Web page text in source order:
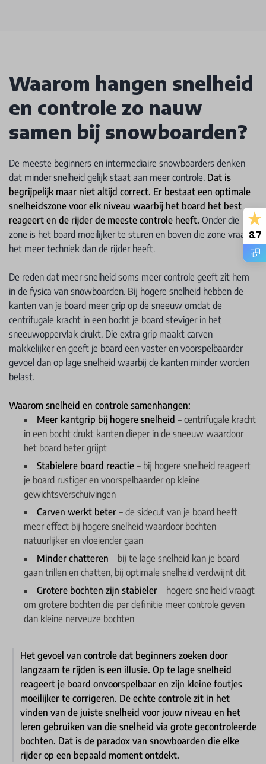
Waarom hangen snelheid
en controle zo nauw
samen bij snowboarden?
De meeste beginners en intermediaire snowboarders denken
dat minder snelheid gelijk staat aan meer controle. Dat is
begrijpelijk maar niet altijd correct. Er bestaat een optimale
snelheidszone voor elk niveau waarbij het board het best
reageert en de rijder de meeste controle heeft. Onder die
zone is het board moeilijker te sturen en boven die zone vraagt
het meer techniek dan de rijder heeft.
De reden dat meer snelheid soms meer controle geeft zit hem
in de fysica van snowboarden. Bij hogere snelheid hebben de
kanten van je board meer grip op de sneeuw omdat de
centrifugale kracht in een bocht je board steviger in het
sneeuwoppervlak drukt. Die extra grip maakt carven
makkelijker en geeft je board een vaster en voorspelbaarder
gevoel dan op lage snelheid waarbij de kanten minder worden
belast.
Waarom snelheid en controle samenhangen:
Meer kantgrip bij hogere snelheid – centrifugale kracht
in een bocht drukt kanten dieper in de sneeuw waardoor
het board beter grijpt
Stabielere board reactie – bij hogere snelheid reageert
je board rustiger en voorspelbaarder op kleine
gewichtsverschuivingen
Carven werkt beter – de sidecut van je board heeft
meer effect bij hogere snelheid waardoor bochten
natuurlijker en vloeiender gaan
Minder chatteren – bij te lage snelheid kan je board
gaan trillen en chatten, bij optimale snelheid verdwijnt dit
Grotere bochten zijn stabieler – hogere snelheid vraagt
om grotere bochten die per definitie meer controle geven
dan kleine nerveuze bochten
Het gevoel van controle dat beginners zoeken door
langzaam te rijden is een illusie. Op te lage snelheid
reageert je board onvoorspelbaar en zijn kleine foutjes
moeilijker te corrigeren. De echte controle zit in het
vinden van de juiste snelheid voor jouw niveau en het
leren gebruiken van die snelheid via grote gecontroleerde
bochten. Dat is de paradox van snowboarden die elke
rijder op een bepaald moment ontdekt.
8.7